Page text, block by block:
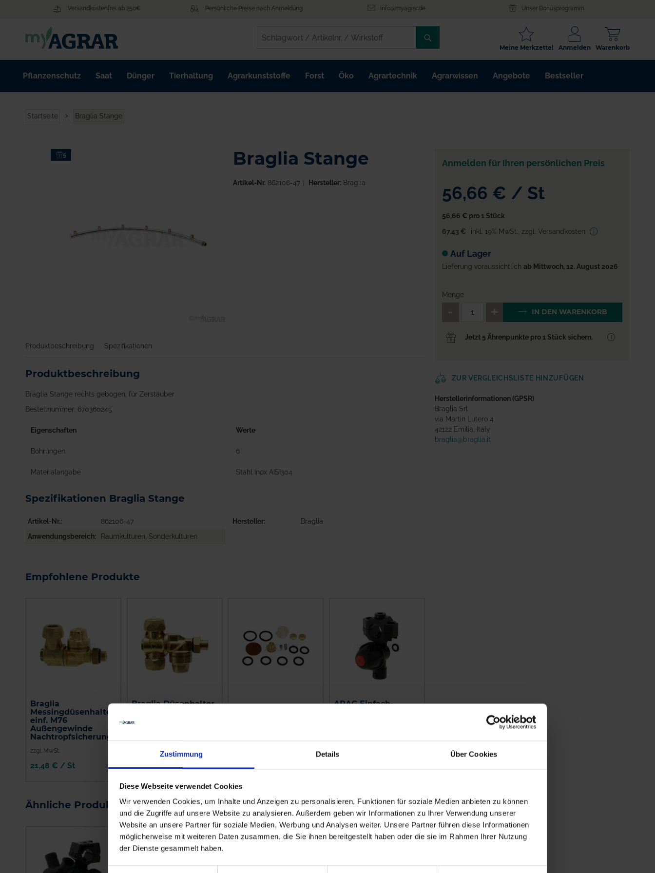
Zustimmung Details Über Cookies
Diese Webseite verwendet Cookies
Wir verwenden Cookies, um Inhalte und Anzeigen zu personalisieren, Funktionen für soziale Medien anbieten zu können
und die Zugriffe auf unsere Website zu analysieren. Außerdem geben wir Informationen zu Ihrer Verwendung unserer
Website an unsere Partner für soziale Medien, Werbung und Analysen weiter. Unsere Partner führen diese Informationen
möglicherweise mit weiteren Daten zusammen, die Sie ihnen bereitgestellt haben oder die sie im Rahmen Ihrer Nutzung
der Dienste gesammelt haben.
Versandkostenfrei ab 250€ Persönliche Preise nach Anmeldung info@myagrar.de Unser Bonusprogramm
/
ARTIKELNR.
/
Warenkorb
Anmelden
Meine Merkzettel
Pflanzenschutz Saat Dünger Tierhaltung Agrarkunststoffe Forst Öko Agrartechnik Agrarwissen Angebote Bestseller
Startseite Braglia Stange
5
der
springen
Braglia Stange
Artikel-Nr. 862106-47 Hersteller:Braglia
Produktbeschreibung Spezifikationen
Produktbeschreibung
Braglia Stange rechts gebogen, für Zerstäuber
Bestellnummer: 670360245
Eigenschaften Werte
Bohrungen 6
Materialangabe Stahl Inox AISI304
Spezifikationen Braglia Stange
Artikel-Nr. 862106-47 Hersteller
Braglia
Anwendungsbereich
Raumkulturen, Sonderkulturen
Empfohlene Produkte
Braglia
Messingdüsenhalter
einf. M76
Außengewinde
Nachtropfsicherung
zzgl. MwSt.
21,48 € / St
Braglia Düsenhalter
Außengewinde und
zzgl. MwSt.
23,80 € / St
IN DEN
18,83 € / St
ARAG Einfach-
zzgl. MwSt.
Ähnliche Produkte
Anmelden für Ihren persönlichen Preis
56,66 € / St
56,66 € pro 1 Stück
67,43 €
inkl. 19% MwSt. zzgl. Versandkosten
Auf Lager
Lieferung voraussichtlich ab Mittwoch, 12. August 2026
Menge
QTY_CONTROL_DECREASE
IN DEN WARENKORB
Jetzt 5 Ährenpunkte pro 1 Stück sichern.
ZUR VERGLEICHSLISTE HINZUFÜGEN
Herstellerinformationen (GPSR)
Braglia Srl
via Martin Lutero 4
42122 Emilia, Italy
braglia@braglia.it